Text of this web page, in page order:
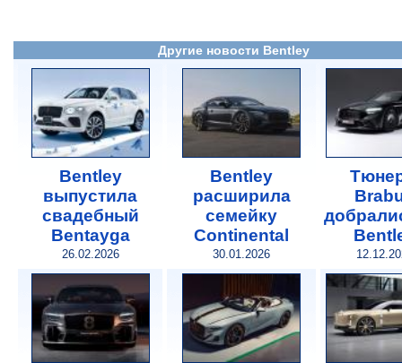
Другие новости Bentley
Bentley
выпустила
свадебный
Bentayga
26.02.2026
Bentley
расширила
семейку
Continental
30.01.2026